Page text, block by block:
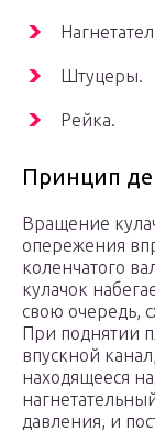
Штуцеры.
Рейка.
Принцип
Вращение
опережения
коленчатого
кулачок
свою очередь,
При поднятии
впускной
находящееся
давления, и